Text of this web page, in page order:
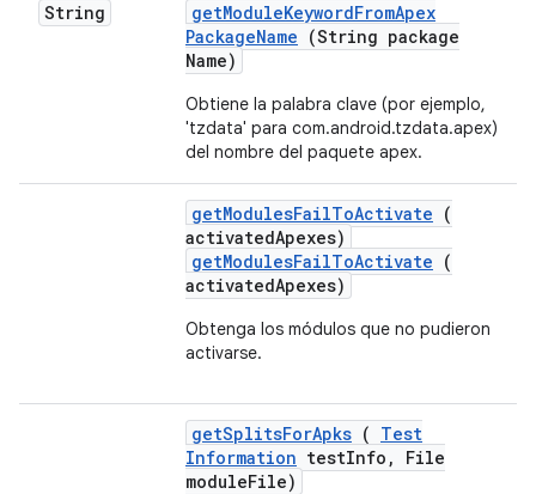
String getModuleKeywordFromApex
PackageName (String package
Name)
Obtiene la palabra clave (por ejemplo,
'tzdata' para com.android.tzdata.apex)
del nombre del paquete apex.
getModulesFailToActivate (
activatedApexes)
getModulesFailToActivate (
activatedApexes)
Obtenga los módulos que no pudieron
activarse.
getSplitsForApks ( Test
Information testInfo ,
File
moduleFile)